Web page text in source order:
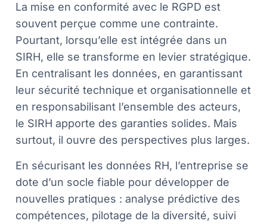
La mise en conformité avec le RGPD est
souvent perçue comme une contrainte.
Pourtant, lorsqu’elle est intégrée dans un
SIRH, elle se transforme en levier stratégique.
En centralisant les données, en garantissant
leur sécurité technique et organisationnelle et
en responsabilisant l’ensemble des acteurs,
le SIRH apporte des garanties solides. Mais
surtout, il ouvre des perspectives plus larges.
En sécurisant les données RH, l’entreprise se
dote d’un socle fiable pour développer de
nouvelles pratiques : analyse prédictive des
compétences, pilotage de la diversité, suivi